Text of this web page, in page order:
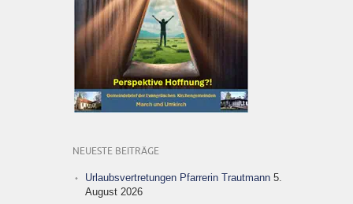
NEUESTE BEITRÄGE
Urlaubsvertretungen Pfarrerin Trautmann 5.
August 2026